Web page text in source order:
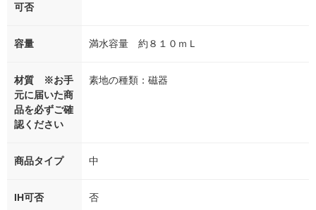
可否
容量 満水容量 約８１０ｍＬ
材質 ※お手
元に届いた商
品を必ずご確
認ください
素地の種類：磁器
商品タイプ 中
IH可否 否